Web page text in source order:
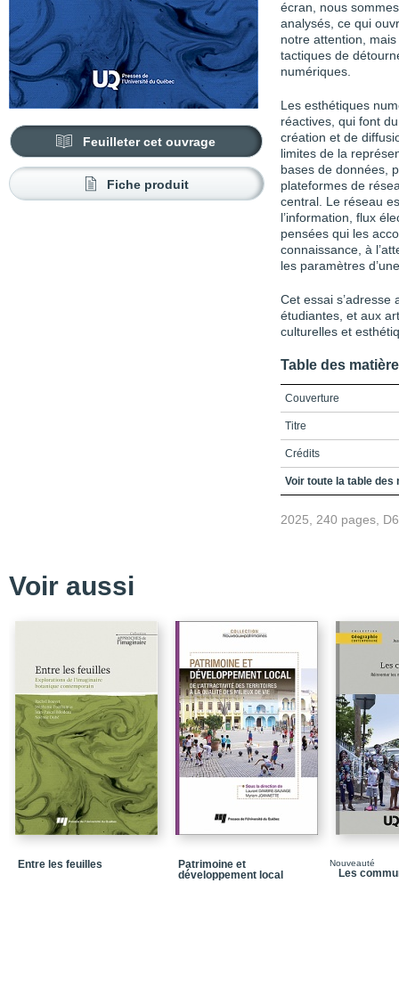
Feuilleter cet ouvrage
Fiche produit
écran, nous
analysés, ce qui
notre attention,
tactiques de
numériques.
Les esthétiques
réactives, qui font
création et de
limites de la
bases de données,
plateformes de
central. Le réseau
l’information, flux
pensées qui les
connaissance, à
les paramètres
Cet essai
étudiantes, et aux
culturelles et
Table des
Couverture
Titre
Crédits
Préface : Vers une
Dispositifs numériques
Pour une littératie
Esthétiques
PARTIE I : Culture de
Chapitre 1 : Soif de
Figure 1.1 Page
Chapitre 2 : Société
Figure 2.1 G is for
Figure 2.2 Capture
Figure 2.3 Page de
Voir toute la table des
2025, 240 pages,
Voir aussi
Entre les feuilles
Patrimoine et
développement local
Nouveauté
Les